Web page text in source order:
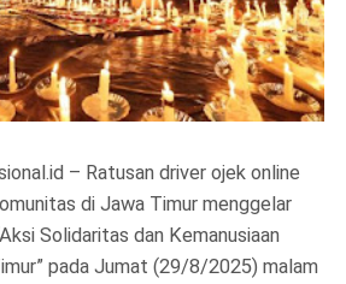
– Ratusan driver ojek online
di Jawa Timur menggelar
Solidaritas dan Kemanusiaan
pada Jumat (29/8/2025) malam